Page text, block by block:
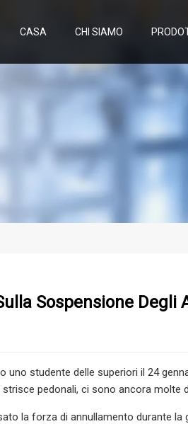
CASA CHI SIAMO
Sospensione Degli
uno studente delle superiori il 24
pedonali, ci sono ancora molte
la forza di annullamento durante